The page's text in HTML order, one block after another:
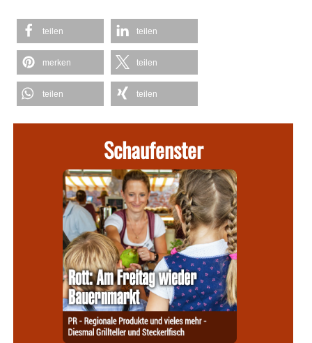
teilen teilen
merken teilen
teilen teilen
Schaufenster